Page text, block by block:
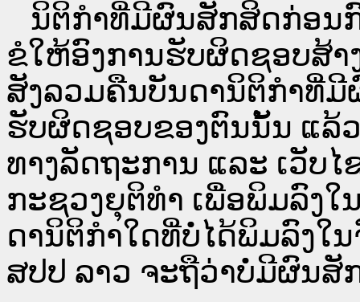
ນິ​ຕິ​ກຳ​ທີ່​ມີ​ຜົນ​ສັກ​ສິດ​ກ່ອນ​
ຂໍໃຫ້ອົງ​ການ​ຮັບ​ຜິດ​ຊອບ​ສ້າ
ສັງລວມຄືນບັນດານິຕິກໍາທີ່ມີ
ຮັບຜິດຊອບຂອງຕົນນັ້ນ ແລ້
ທາງ​ລັດ​ຖະ​ການ ແລະ ເວັບ
ກະຊວງຍຸຕິທໍາ ເພື່ອພິມລົງ
ດາ​ນິ​ຕິ​ກຳ​ໃດ​ທີ່ບໍ່​ໄດ້​ພິມ​ລົງ​ໃ
ສປ​ປ ລາວ ​ຈະຖື​ວ່າບໍ່​ມີ​ຜົນ​ສັ